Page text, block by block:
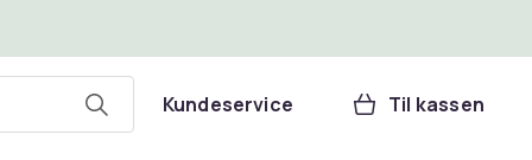
Kundeservice Til kassen